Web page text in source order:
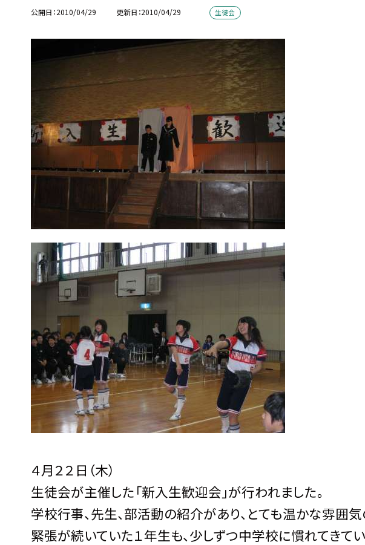
公開日 2010/04/29 更新日 2010/04/29 生徒会
４月２２日（木）
生徒会が主催した「新入生歓迎会」が行われました。
学校行事、先生、部活動の紹介があり、とても温かな雰囲気
緊張が続いていた１年生も、少しずつ中学校に慣れてきてい